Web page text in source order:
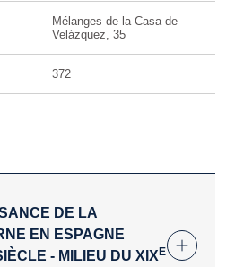
Mélanges de la Casa de
Velázquez, 35
372
DE LA
EN ESPAGNE
- MILIEU DU XIXE